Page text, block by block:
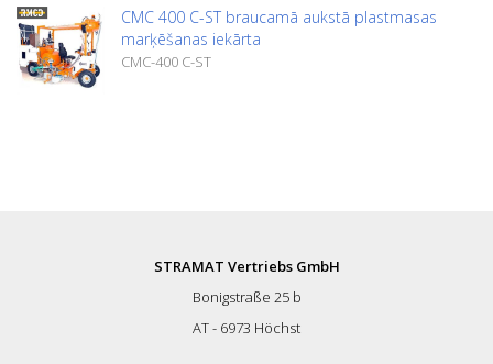
CMC 400 C-ST braucamā aukstā plastmasas
marķēšanas iekārta
CMC-400 C-ST
STRAMAT Vertriebs GmbH
Bonigstraße 25 b
AT - 6973 Höchst